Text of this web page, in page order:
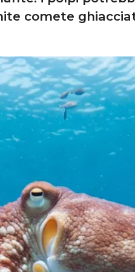
comete